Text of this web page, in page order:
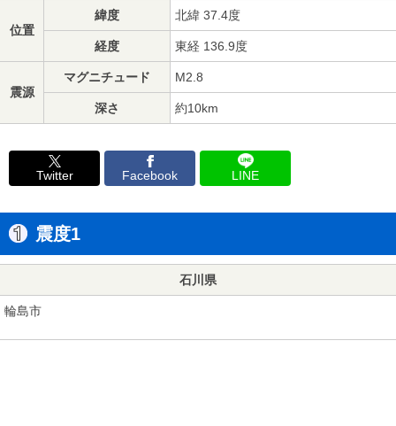
位置
緯度 北緯 37.4度
経度 東経 136.9度
震源
マグニチュード M2.8
深さ 約10km
Twitter Facebook LINE
震度1
石川県
輪島市